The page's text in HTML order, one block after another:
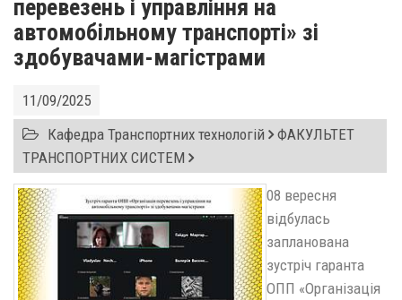
перевезень і управління на
автомобільному транспорті» зі
здобувачами-магістрами
11/09/2025
Кафедра Транспортних технологій ФАКУЛЬТЕТ
ТРАНСПОРТНИХ СИСТЕМ
08 вересня
відбулась
запланована
зустріч гаранта
ОПП «Організація